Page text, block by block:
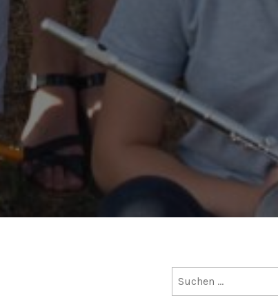
nach: